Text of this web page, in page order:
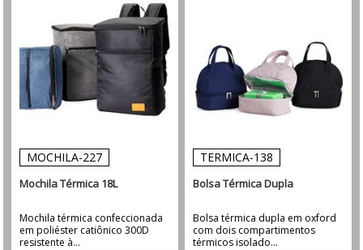
MOCHILA-227
Mochila Térmica 18L
Mochila térmica confeccionada
em poliéster catiônico 300D
resistente à...
TERMICA-138
Bolsa Térmica Dupla
Bolsa térmica dupla em oxford
com dois compartimentos
térmicos isolado...